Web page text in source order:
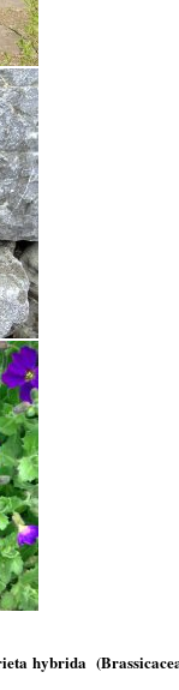
hybrida